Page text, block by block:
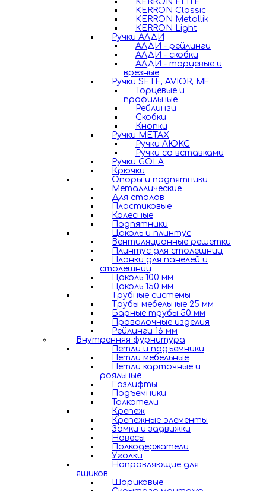
KERRON Classic
KERRON Metallik
KERRON Light
Ручки АЛДИ
АЛДИ - рейлинги
АЛДИ - скобки
АЛДИ - торцевые и
врезные
Ручки SETE, AVIOR, MF
Торцевые и
профильные
Рейлинги
Скобки
Кнопки
Ручки METAX
Ручки ЛЮКС
Ручки со вставками
Ручки GOLA
Крючки
Опоры и подпятники
Металлические
Для столов
Пластиковые
Колесные
Подпятники
Цоколь и плинтус
Вентиляционные решетки
Плинтус для столешниц
Планки для панелей и
столешниц
Цоколь 100 мм
Цоколь 150 мм
Трубные системы
Трубы мебельные 25 мм
Барные трубы 50 мм
Проволочные изделия
Рейлинги 16 мм
Внутренняя фурнитура
Петли и подъемники
Петли мебельные
Петли карточные и
рояльные
Газлифты
Подъемники
Толкатели
Крепеж
Крепежные элементы
Замки и задвижки
Навесы
Полкодержатели
Уголки
Направляющие для
ящиков
Шариковые